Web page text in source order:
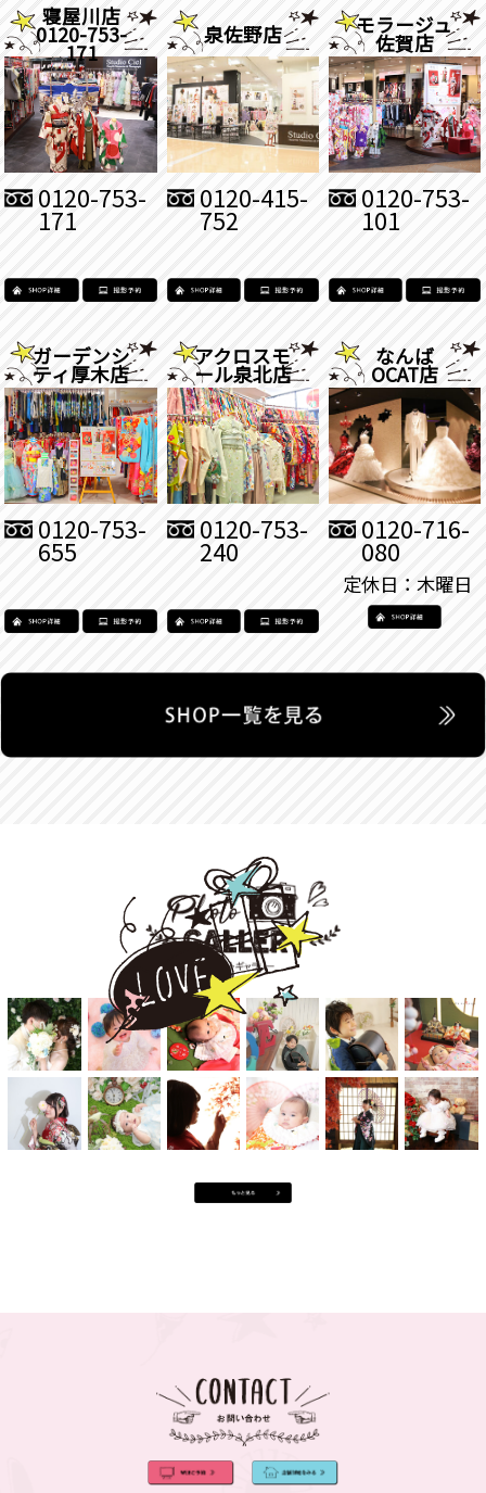
寝屋川店
0120-753-
171
0120-753-
171
泉佐野店
0120-415-
752
モラージュ
佐賀店
0120-753-
101
ガーデンシ
ティ厚木店
0120-753-
655
アクロスモ
ール泉北店
0120-753-
240
なんば
OCAT店
0120-716-
080
定休日：木曜日